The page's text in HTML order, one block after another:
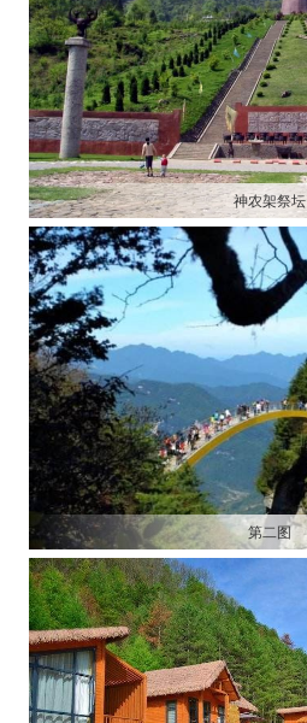
神农架祭坛
第二图